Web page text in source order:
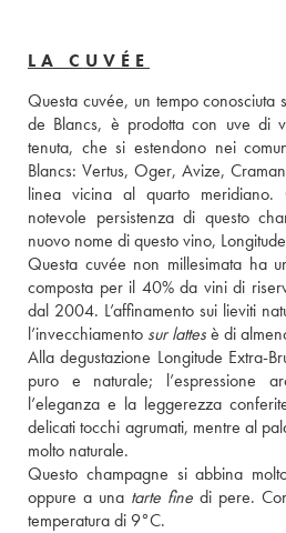
LA CUVÉE
Questa cuvée, un tempo conosciuta
de Blancs, è prodotta con uve di
tenuta, che si estendono nei
Blancs: Vertus, Oger, Avize,
linea vicina al quarto meridiano.
notevole persistenza di questo
nuovo nome di questo vino,
Questa cuvée non millesimata
composta per il 40% da vini di
dal 2004. L’affinamento sui lieviti
l’invecchiamento sur lattes è di
Alla degustazione Longitude Extra-
puro e naturale; l’espressione
l’eleganza e la leggerezza
delicati tocchi agrumati, mentre al
molto naturale.
Questo champagne si abbina
oppure a una tarte fine di pere.
temperatura di 9°C.